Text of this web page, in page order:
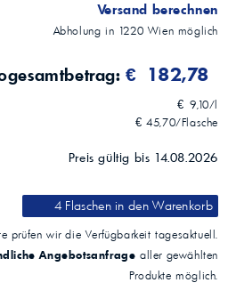
Versand berechnen
Abholung in 1220 Wien möglich
€ 182,78
€ 9,10/l
€ 45,70/Flasche
Preis gültig bis 14.08.2026
4 Flaschenin den Warenkorb
prüfen wir die Verfügbarkeit tagesaktuell.
Angebotsanfrage aller gewählten
Produkte möglich.